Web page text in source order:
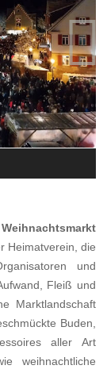

Weihnachtsmarkt
Heimatverein, die
und
Fleiß und
Marktlandschaft
Buden,
aller Art
weihnachtliche